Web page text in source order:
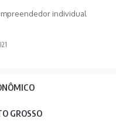
individual
GROSSO